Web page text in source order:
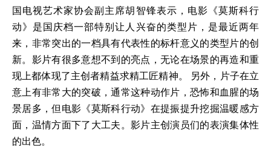
国电视艺术家协会副主席胡智锋表示，电影《莫斯科行
动》是国庆档一部特别让人兴奋的类型片，是最近两年
来，非常突出的一档具有代表性的标杆意义的类型片的创
新。影片有很多意想不到的亮点，无论在场景的再造和重
现上都体现了主创者精益求精工匠精神。 另外，片子在立
意上有非常大的突破，通常这种动作片，恐怖和血腥的场
景居多，但电影《莫斯科行动》在提振提升挖掘温暖感方
面，温情方面下了大工夫。影片主创演员们的表演集体性
的出色。